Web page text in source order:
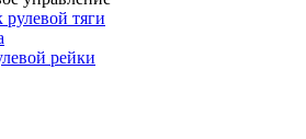
тяги
рейки